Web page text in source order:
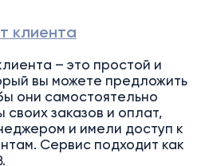
клиента
– это простой и
вы можете предложить
они самостоятельно
заказов и оплат,
и имели доступ к
Сервис подходит как